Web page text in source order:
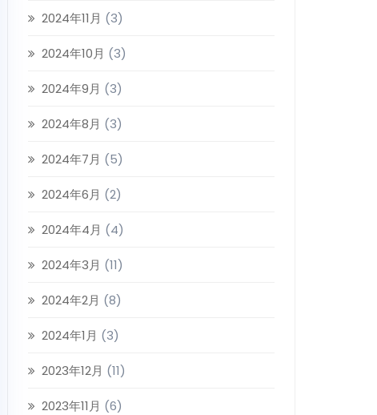
2024年11月 (3)
2024年10月 (3)
2024年9月 (3)
2024年8月 (3)
2024年7月 (5)
2024年6月 (2)
2024年4月 (4)
2024年3月 (11)
2024年2月 (8)
2024年1月 (3)
2023年12月 (11)
2023年11月 (6)